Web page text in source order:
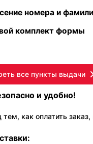
номера и
комплект формы
все пункты выдачи
и удобно!
тем, как оплатить